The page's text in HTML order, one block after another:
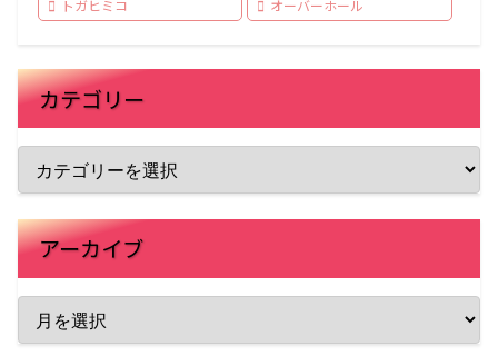
トガヒミコ オーバーホール
カテゴリー
アーカイブ